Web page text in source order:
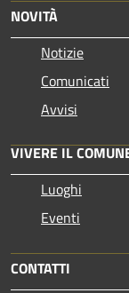
NOVITÀ
Notizie
Comunicati
Avvisi
VIVERE IL
Luoghi
Eventi
CONTATTI